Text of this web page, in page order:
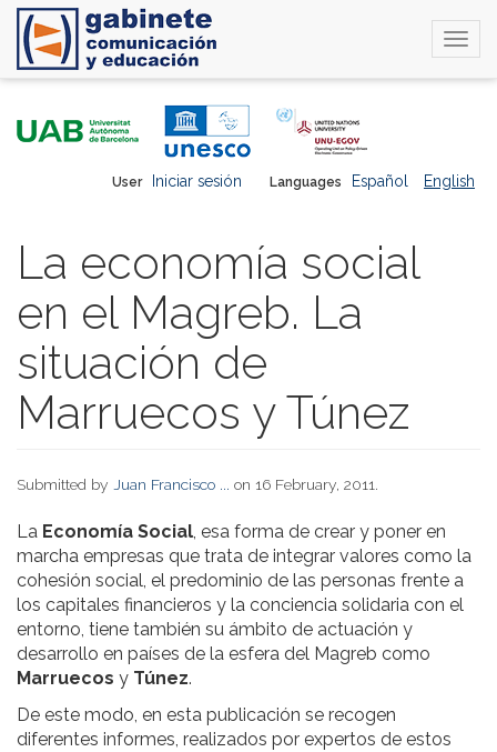
Languages Español English
User Iniciar sesión
La economía social
en el Magreb. La
situación de
Marruecos y Túnez
Submitted by Juan Francisco ... on 16 February, 2011.
La Economía Social, esa forma de crear y poner en
marcha empresas que trata de integrar valores como la
cohesión social, el predominio de las personas frente a
los capitales financieros y la conciencia solidaria con el
entorno, tiene también su ámbito de actuación y
desarrollo en países de la esfera del Magreb como
Marruecos y Túnez.
De este modo, en esta publicación se recogen
diferentes informes, realizados por expertos de estos